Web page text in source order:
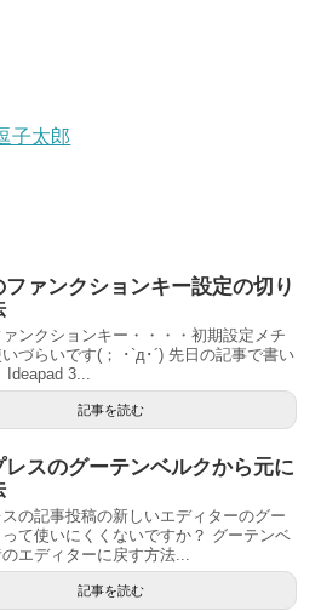
子太郎
ファンクションキー設定の切り
ンクションキー・・・・初期設定メチ
づらいです(； ･`д･´) 先日の記事で書い
3...
記事を読む
レスのグーテンベルクから元に
の記事投稿の新しいエディターのグー
て使いにくくないですか？ グーテンベ
エディターに戻す方法...
記事を読む